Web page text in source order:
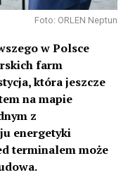
Foto: ORLEN Neptun
w Polsce
farm
która jeszcze
na mapie
z
energetyki
terminalem może